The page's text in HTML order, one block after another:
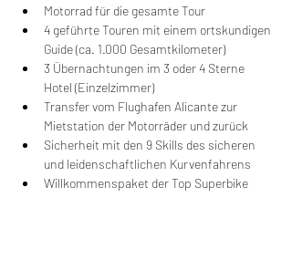
Motorrad für die gesamte Tour
4 geführte Touren mit einem ortskundigen
Guide (ca. 1.000 Gesamtkilometer)
3 Übernachtungen im 3 oder 4 Sterne
Hotel (Einzelzimmer)
Transfer vom Flughafen Alicante zur
Mietstation der Motorräder und zurück
Sicherheit mit den 9 Skills des sicheren
und leidenschaftlichen Kurvenfahrens
Willkommenspaket der Top Superbike